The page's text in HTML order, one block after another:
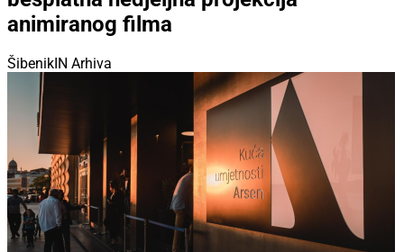
animiranog filma
ŠibenikIN Arhiva